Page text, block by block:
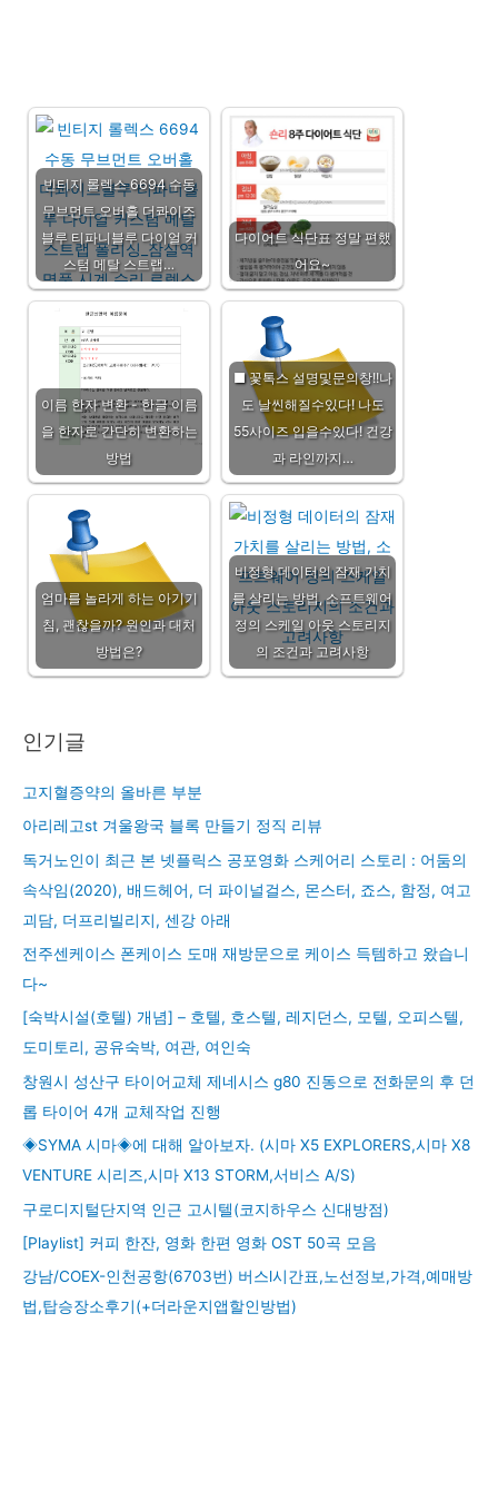
빈티지 롤렉스 6694 수동
무브먼트 오버홀 더콰이즈
블루 티파니블루 다이얼 커
스텀 메탈 스트랩…
다이어트 식단표 정말 편했
어요~
이름 한자 변환 - 한글 이름
을 한자로 간단히 변환하는
방법
■ 꽃톡스 설명및문의창!!나
도 날씬해질수있다! 나도
55사이즈 입을수있다! 건강
과 라인까지…
엄마를 놀라게 하는 아기기
침, 괜찮을까? 원인과 대처
방법은?
비정형 데이터의 잠재 가치
를 살리는 방법, 소프트웨어
정의 스케일 아웃 스토리지
의 조건과 고려사항
인기글
고지혈증약의 올바른 부분
아리레고st 겨울왕국 블록 만들기 정직 리뷰
독거노인이 최근 본 넷플릭스 공포영화 스케어리 스토리 : 어둠의
속삭임(2020), 배드헤어, 더 파이널걸스, 몬스터, 죠스, 함정, 여고
괴담, 더프리빌리지, 센강 아래
전주센케이스 폰케이스 도매 재방문으로 케이스 득템하고 왔습니
다~
[숙박시설(호텔) 개념] – 호텔, 호스텔, 레지던스, 모텔, 오피스텔,
도미토리, 공유숙박, 여관, 여인숙
창원시 성산구 타이어교체 제네시스 g80 진동으로 전화문의 후 던
롭 타이어 4개 교체작업 진행
◈SYMA 시마◈에 대해 알아보자. (시마 X5 EXPLORERS,시마 X8
VENTURE 시리즈,시마 X13 STORM,서비스 A/S)
구로디지털단지역 인근 고시텔(코지하우스 신대방점)
[Playlist] 커피 한잔, 영화 한편 영화 OST 50곡 모음
강남/COEX-인천공항(6703번) 버스l시간표,노선정보,가격,예매방
법,탑승장소후기(+더라운지앱할인방법)